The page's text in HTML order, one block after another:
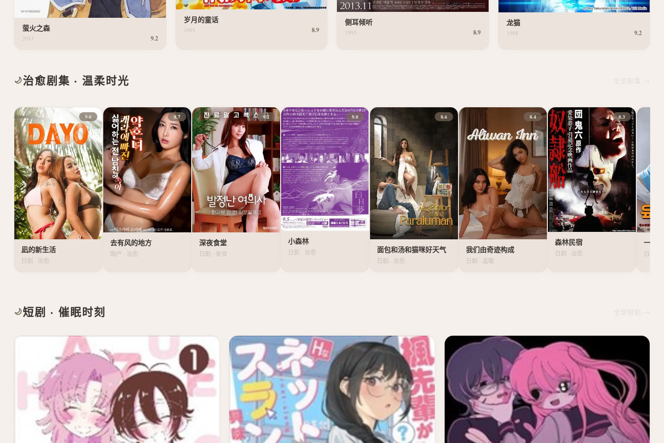
萤火之森
2011 9.2
岁月的童话
1991 8.9
侧耳倾听
1995 8.9
龙猫
1988 9.2
🌙治愈剧集 · 温柔时光
9.0
凪的新生活
日剧 · 治愈
8.7
去有风的地方
国产 · 治愈
9.2
深夜食堂
日剧 · 美食
9.0
小森林
日影 · 治愈
8.6
面包和汤和猫咪好天气
日剧 · 治愈
8.4
我们由奇迹构成
日剧 · 温暖
8.3
森林民宿
日剧 · 治愈
一个
日剧 ·
🌙短剧 · 催眠时刻